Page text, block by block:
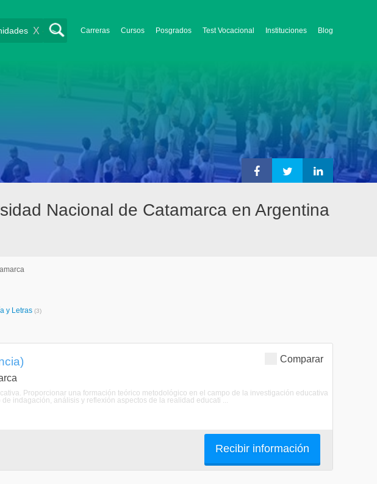
Carreras Cursos Posgrados Test Vocacional Instituciones Blog
X
Nacional de Catamarca en Argentina
y Letras (3)
Comparar
Proporcionar una formación teórico metodológico en el campo de la investigación educativa
indagación, análisis y reflexión aspectos de la realidad educati ...
Recibir información